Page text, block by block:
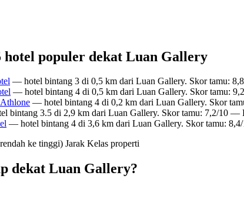
hotel populer dekat Luan Gallery
— hotel bintang 3 di 0,5 km dari Luan Gallery. Skor tamu:
— hotel bintang 4 di 0,5 km dari Luan Gallery. Skor tamu:
— hotel bintang 4 di 0,2 km dari Luan Gallery. Skor
bintang 3.5 di 2,9 km dari Luan Gallery. Skor tamu: 7,2/10 —
— hotel bintang 4 di 3,6 km dari Luan Gallery. Skor tamu:
ke tinggi) Jarak Kelas properti
dekat Luan Gallery?